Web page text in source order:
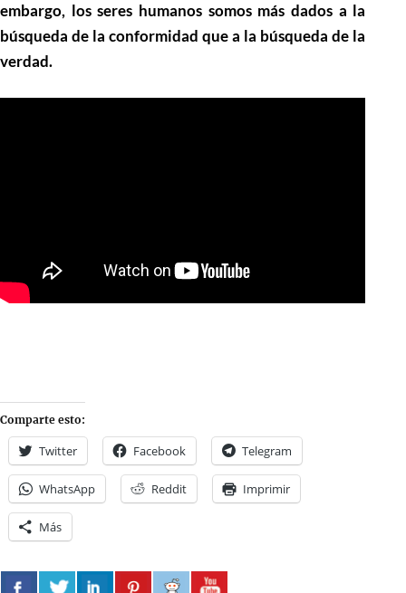
embargo, los seres humanos somos más dados a la
búsqueda de la conformidad que a la búsqueda de la
verdad.
Comparte esto:
Twitter Facebook Telegram
WhatsApp Reddit Imprimir
Más